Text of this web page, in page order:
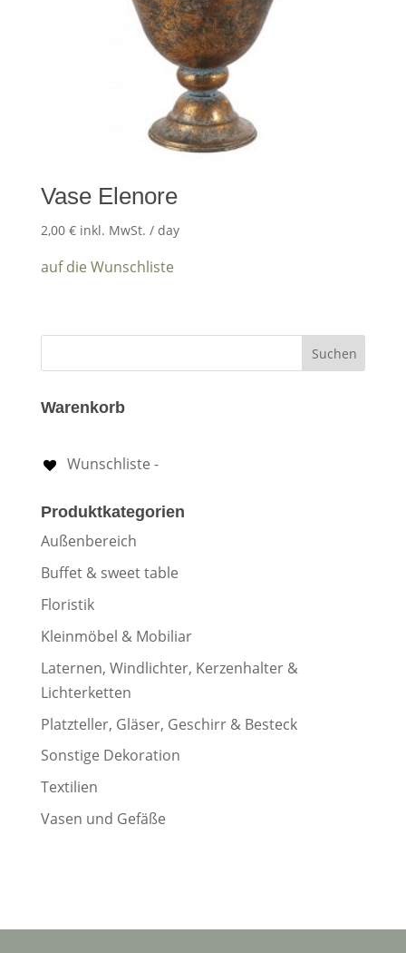
Vase Elenore
2,00 € inkl. MwSt. / day
auf die Wunschliste
Warenkorb
Wunschliste -
Produktkategorien
Außenbereich
Buffet & sweet table
Floristik
Kleinmöbel & Mobiliar
Laternen, Windlichter, Kerzenhalter &
Lichterketten
Platzteller, Gläser, Geschirr & Besteck
Sonstige Dekoration
Textilien
Vasen und Gefäße